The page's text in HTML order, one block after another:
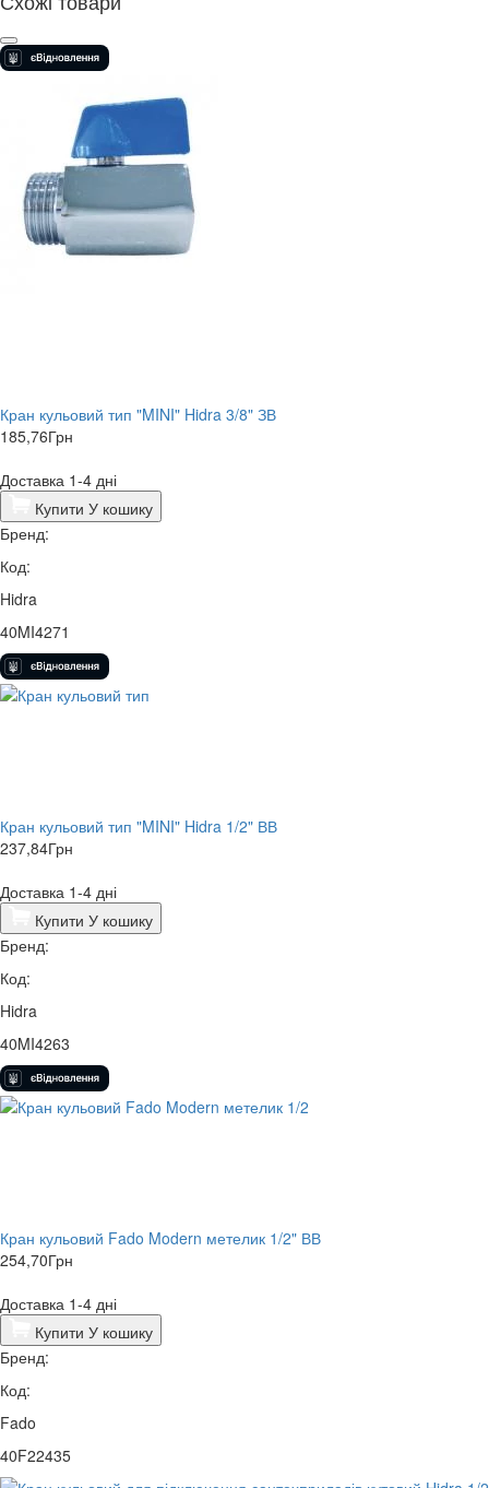
Кран кульовий тип "MINI" Hidra 3/8" ЗВ
185,76Грн
Доставка 1-4 дні
Купити У кошику
Бренд:
Код:
Hidra
40MI4271
Кран кульовий тип "MINI" Hidra 1/2" ВВ
237,84Грн
Доставка 1-4 дні
Купити У кошику
Бренд:
Код:
Hidra
40MI4263
Кран кульовий Fado Modern метелик 1/2" ВВ
254,70Грн
Доставка 1-4 дні
Купити У кошику
Бренд:
Код:
Fado
40F22435